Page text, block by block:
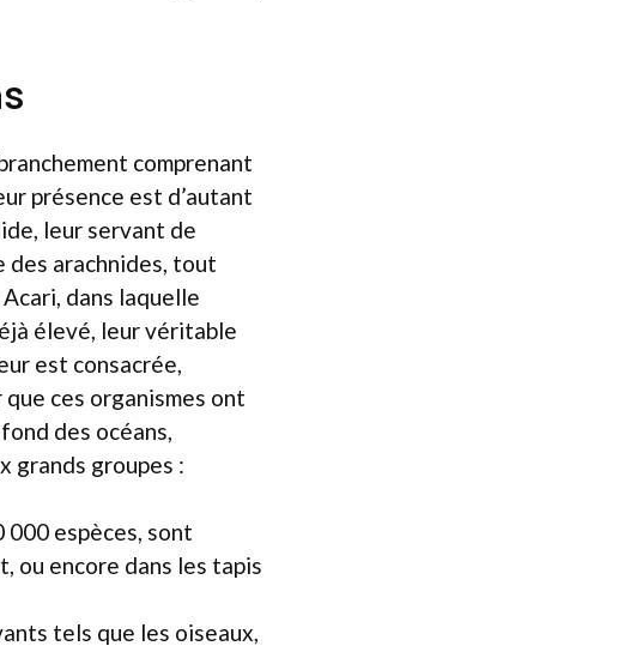
comprenant
présence est d’autant
leur servant de
des arachnides, tout
dans laquelle
élevé, leur véritable
est consacrée,
ces organismes ont
des océans,
grands groupes :
000 espèces, sont
ou encore dans les tapis
tels que les oiseaux,